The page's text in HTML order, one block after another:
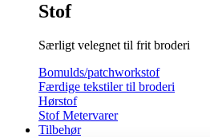
Stof
Særligt velegnet til frit broderi
Bomulds/patchworkstof
Færdige tekstiler til broderi
Hørstof
Stof Metervarer
Tilbehør